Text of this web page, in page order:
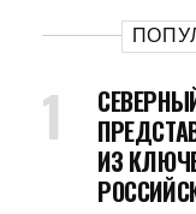
ИЗ